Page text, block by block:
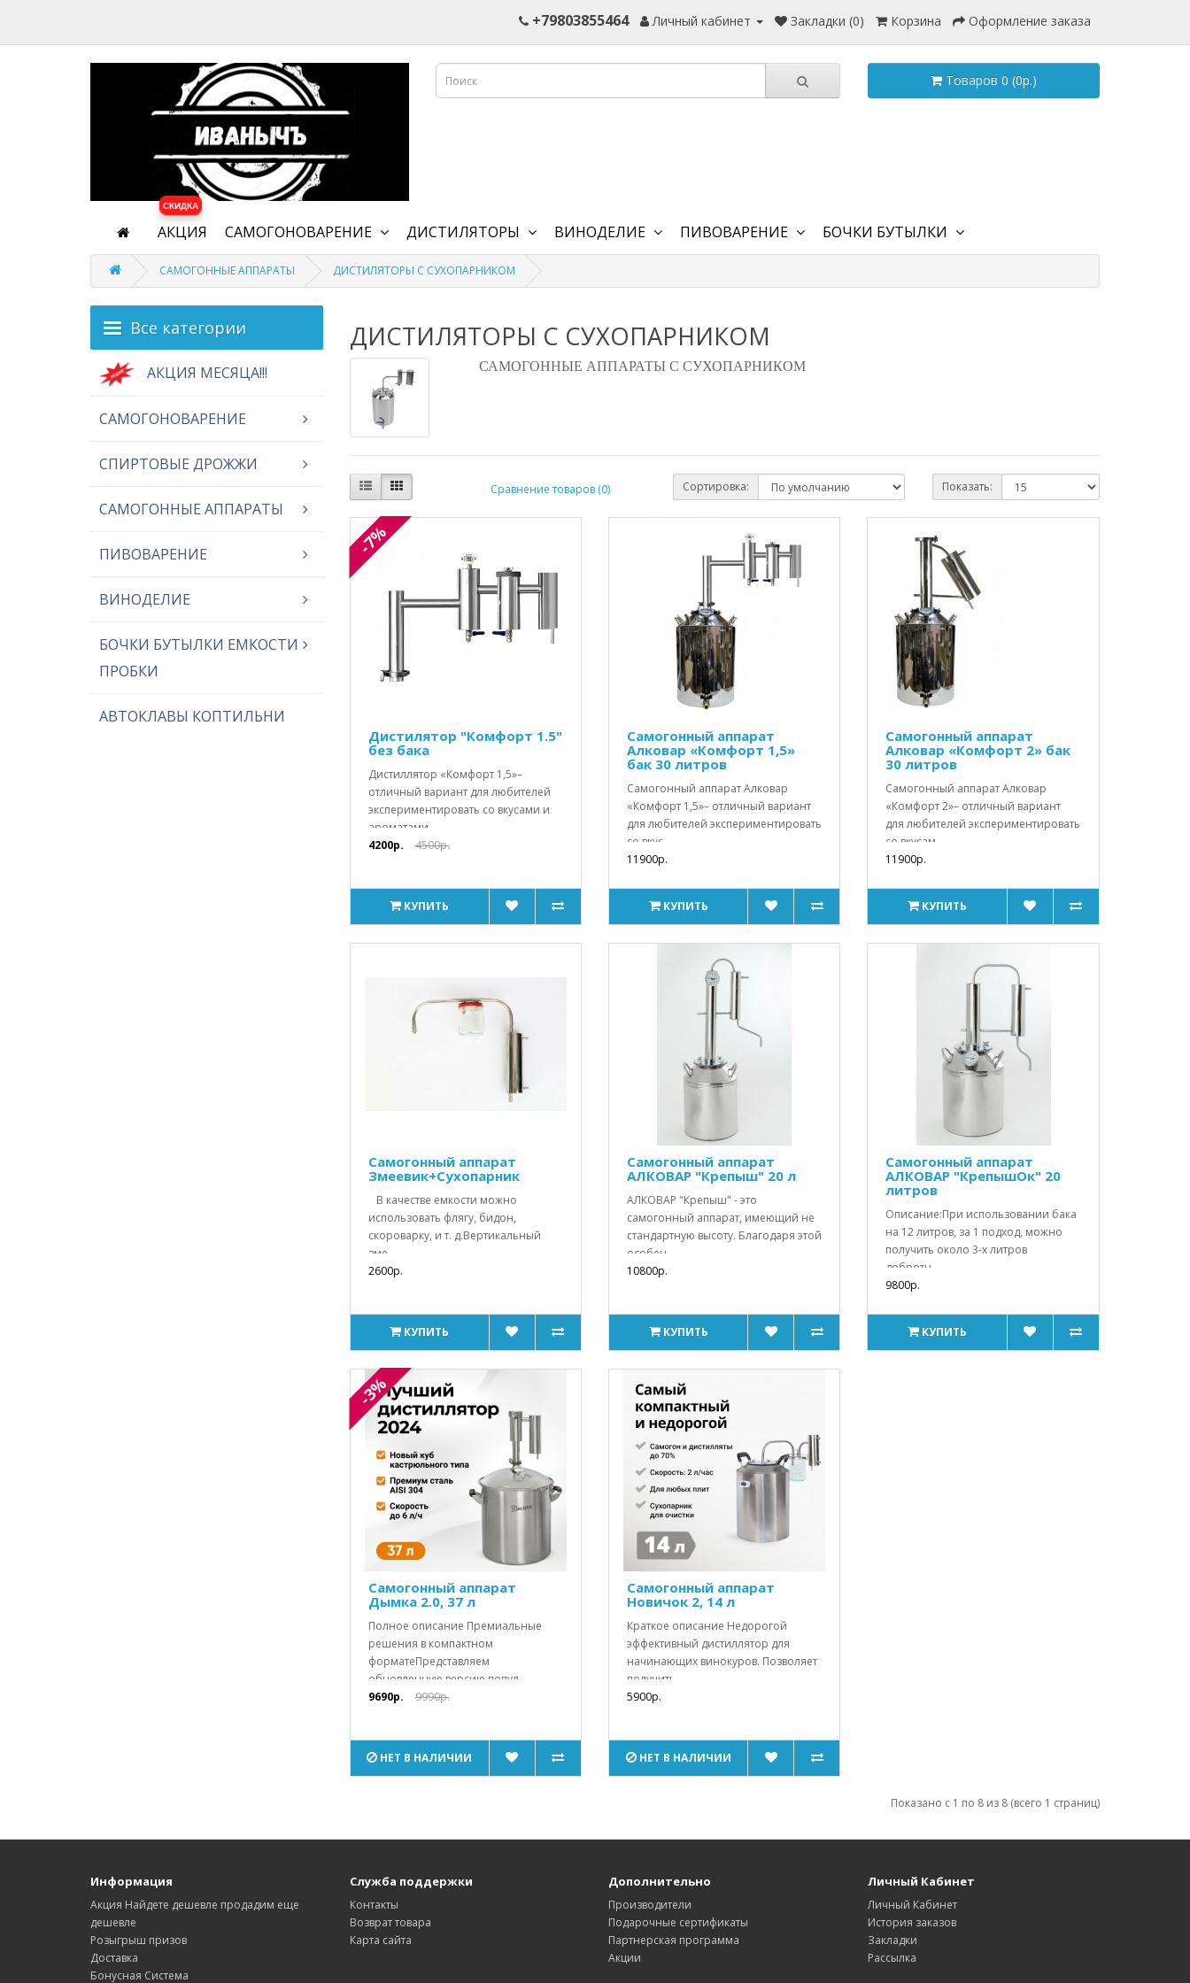
+79803855464 Личный кабинет Закладки (0) Корзина Оформление заказа
Товаров 0 (0р.)
СКИДКА
АКЦИЯ САМОГОНОВАРЕНИЕ ДИСТИЛЯТОРЫ ВИНОДЕЛИЕ ПИВОВАРЕНИЕ БОЧКИ БУТЫЛКИ
САМОГОННЫЕ АППАРАТЫ ДИСТИЛЯТОРЫ С СУХОПАРНИКОМ
Все категории
АКЦИЯ МЕСЯЦА!!!
САМОГОНОВАРЕНИЕ
СПИРТОВЫЕ ДРОЖЖИ
САМОГОННЫЕ АППАРАТЫ
ПИВОВАРЕНИЕ
ВИНОДЕЛИЕ
БОЧКИ БУТЫЛКИ ЕМКОСТИ
ПРОБКИ
АВТОКЛАВЫ КОПТИЛЬНИ
ДИСТИЛЯТОРЫ С СУХОПАРНИКОМ
САМОГОННЫЕ АППАРАТЫ С СУХОПАРНИКОМ
Сравнение товаров (0) Сортировка: Показать:
-7%
Дистилятор "Комфорт 1.5"
без бака
Дистиллятор «Комфорт 1,5»–
отличный вариант для любителей
экспериментировать со вкусами и
ароматами ..
4200р.
4500р.
КУПИТЬ
Самогонный аппарат
Алковар «Комфорт 1,5»
бак 30 литров
Самогонный аппарат Алковар
«Комфорт 1,5»– отличный вариант
для любителей экспериментировать
со вкус..
11900р.
КУПИТЬ
Самогонный аппарат
Алковар «Комфорт 2» бак
30 литров
Самогонный аппарат Алковар
«Комфорт 2»– отличный вариант
для любителей экспериментировать
со вкусам..
11900р.
КУПИТЬ
Самогонный аппарат
Змеевик+Сухопарник
В качестве емкости можно
использовать флягу, бидон,
скороварку, и т. д.Вертикальный
зме..
2600р.
КУПИТЬ
Самогонный аппарат
АЛКОВАР "Крепыш" 20 л
АЛКОВАР "Крепыш" - это
самогонный аппарат, имеющий не
стандартную высоту. Благодаря этой
особен..
10800р.
КУПИТЬ
Самогонный аппарат
АЛКОВАР "КрепышОк" 20
литров
Описание:При использовании бака
на 12 литров, за 1 подход, можно
получить около 3-х литров
добротн..
9800р.
КУПИТЬ
-3%
Самогонный аппарат
Дымка 2.0, 37 л
Полное описание Премиальные
решения в компактном
форматеПредставляем
обновленную версию попул..
9690р.
9990р.
НЕТ В НАЛИЧИИ
Самогонный аппарат
Новичок 2, 14 л
Краткое описание Недорогой
эффективный дистиллятор для
начинающих винокуров. Позволяет
получить..
5900р.
НЕТ В НАЛИЧИИ
Показано с 1 по 8 из 8 (всего 1 страниц)
Информация
Акция Найдете дешевле продадим еще
дешевле
Розыгрыш призов
Доставка
Бонусная Система
Служба поддержки
Контакты
Возврат товара
Карта сайта
Дополнительно
Производители
Подарочные сертификаты
Партнерская программа
Акции
Личный Кабинет
Личный Кабинет
История заказов
Закладки
Рассылка